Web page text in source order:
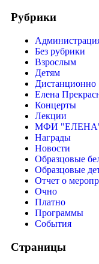
Рубрики
Без рубрики
Взрослым
Детям
Дистанционно
Елена
Концерты
Лекции
МФИ
Награды
Новости
Образцовые
Образцовые
Отчет о
Очно
Платно
Программы
События
Страницы